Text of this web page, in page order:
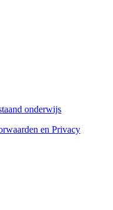
onderwijs
en Privacy